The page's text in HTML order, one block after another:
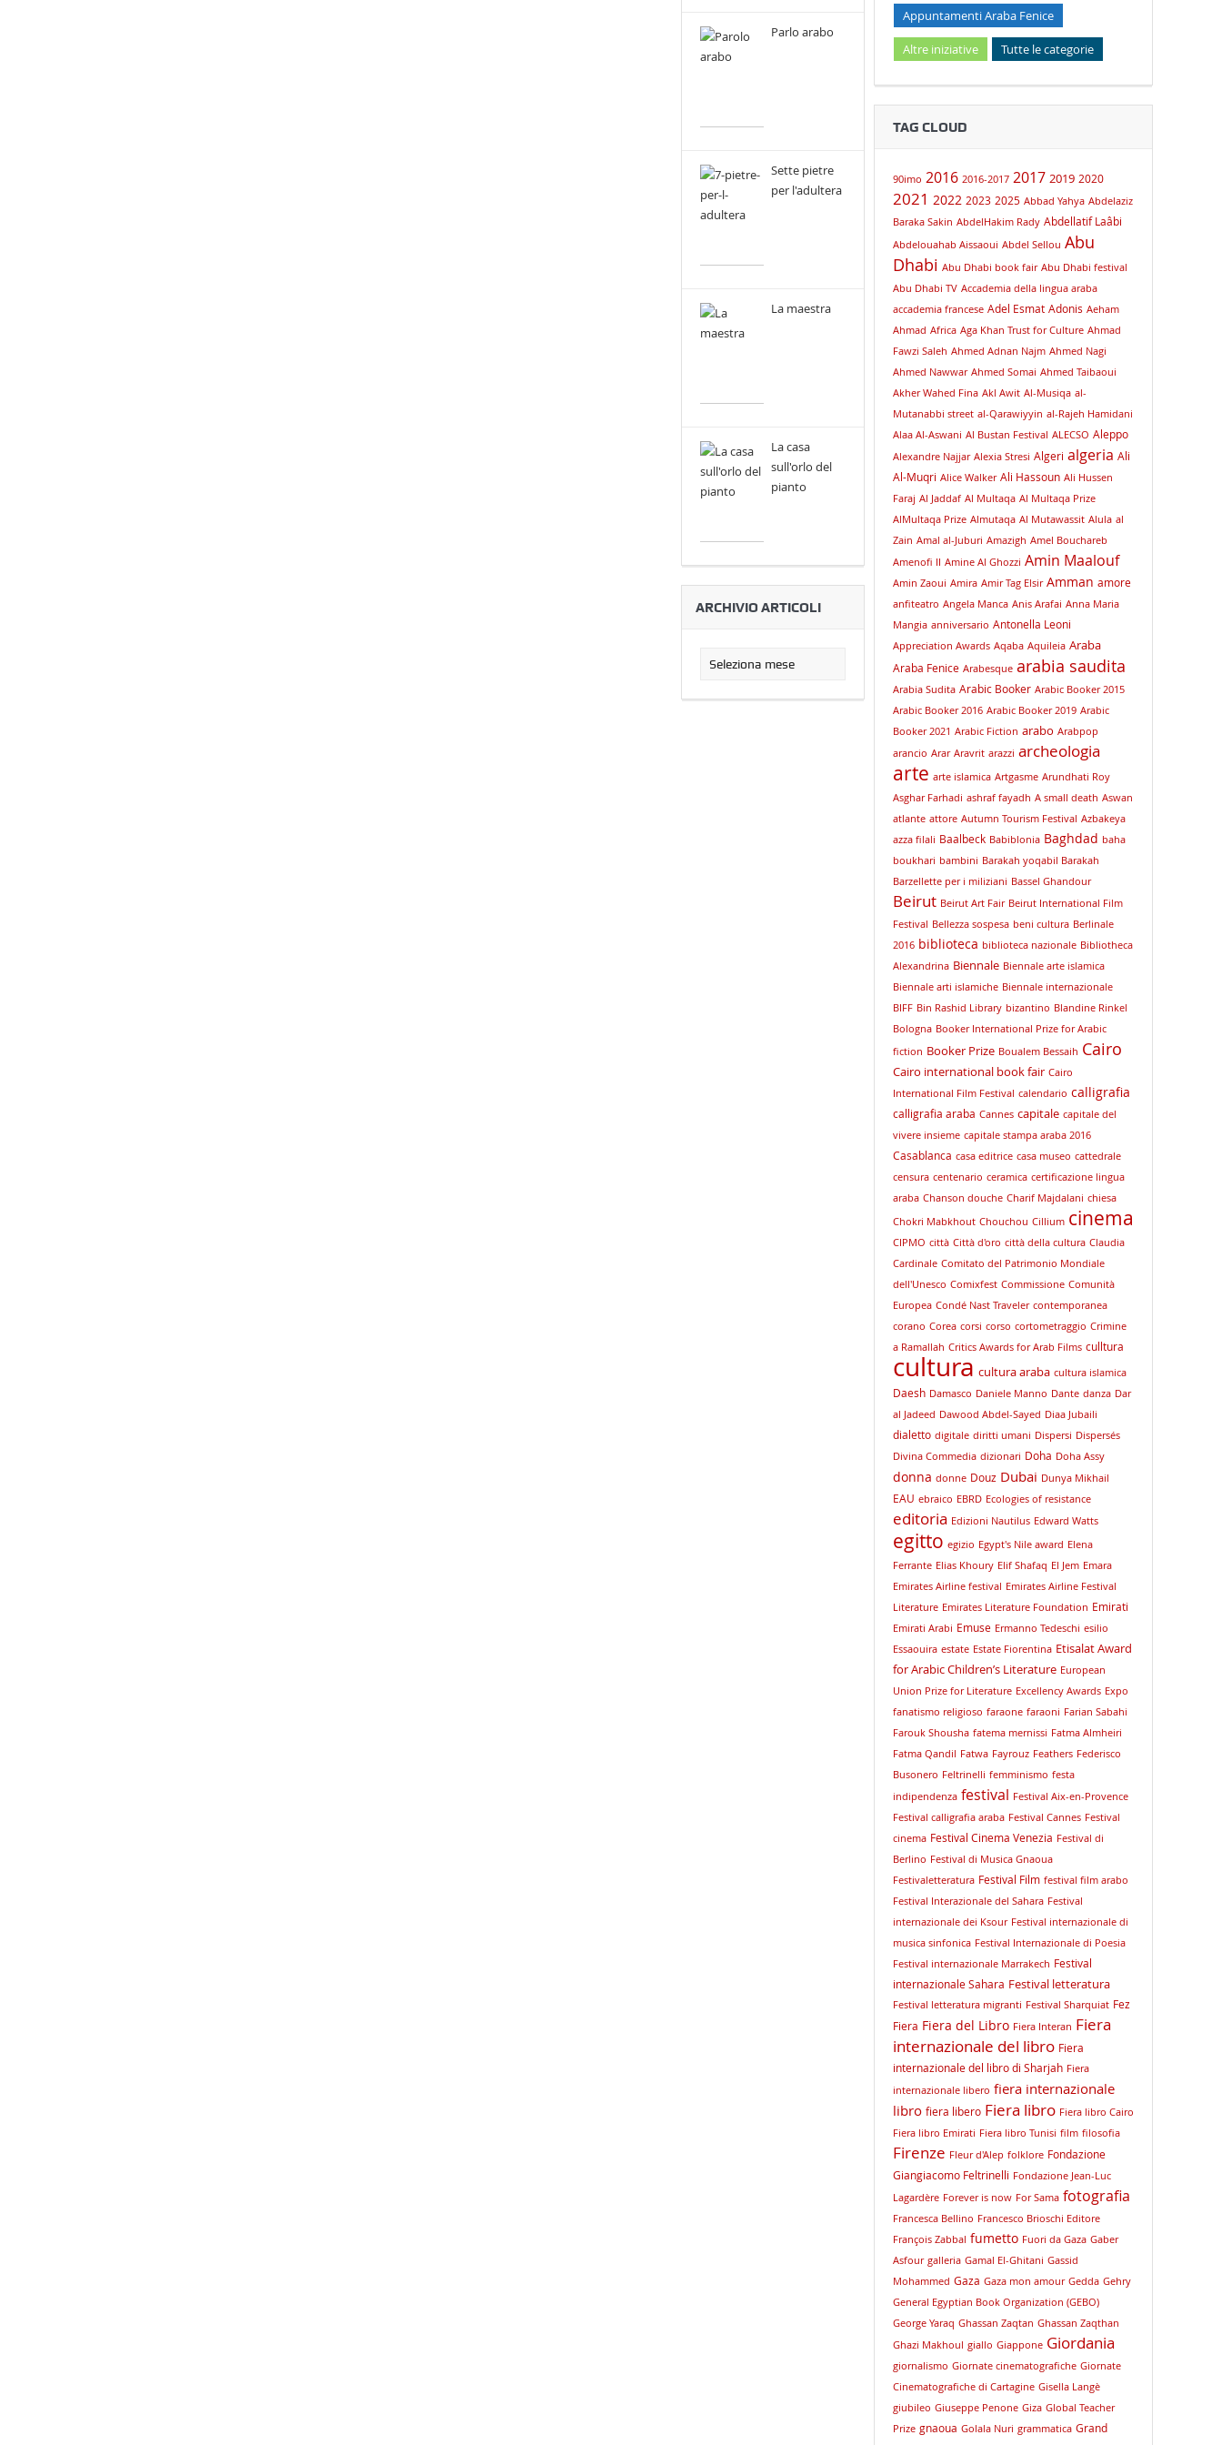
Parlo arabo
Sette pietre
per l'adultera
La maestra
La casa
sull'orlo del
pianto
ARCHIVIO ARTICOLI
Appuntamenti Araba Fenice
Altre iniziative Tutte le categorie
TAG CLOUD
90imo 2016 2016-2017 2017 2019 2020
2021 2022 2023 2025 Abbad Yahya Abdelaziz
Baraka Sakin AbdelHakim Rady Abdellatif Laâbi
Abdelouahab Aissaoui Abdel Sellou Abu
Dhabi Abu Dhabi book fair Abu Dhabi festival
Abu Dhabi TV Accademia della lingua araba
accademia francese Adel Esmat Adonis Aeham
Ahmad Africa Aga Khan Trust for Culture Ahmad
Fawzi Saleh Ahmed Adnan Najm Ahmed Nagi
Ahmed Nawwar Ahmed Somai Ahmed Taibaoui
Akher Wahed Fina Akl Awit Al-Musiqa al-
Mutanabbi street al-Qarawiyyin al-Rajeh Hamidani
Alaa Al-Aswani Al Bustan Festival ALECSO Aleppo
Alexandre Najjar Alexia Stresi Algeri algeria Ali
Al-Muqri Alice Walker Ali Hassoun Ali Hussen
Faraj Al Jaddaf Al Multaqa Al Multaqa Prize
AlMultaqa Prize Almutaqa Al Mutawassit Alula al
Zain Amal al-Juburi Amazigh Amel Bouchareb
Amenofi II Amine Al Ghozzi Amin Maalouf
Amin Zaoui Amira Amir Tag Elsir Amman amore
anfiteatro Angela Manca Anis Arafai Anna Maria
Mangia anniversario Antonella Leoni
Appreciation Awards Aqaba Aquileia Araba
Araba Fenice Arabesque arabia saudita
Arabia Sudita Arabic Booker Arabic Booker 2015
Arabic Booker 2016 Arabic Booker 2019 Arabic
Booker 2021 Arabic Fiction arabo Arabpop
arancio Arar Aravrit arazzi archeologia
arte arte islamica Artgasme Arundhati Roy
Asghar Farhadi ashraf fayadh A small death Aswan
atlante attore Autumn Tourism Festival Azbakeya
azza filali Baalbeck Babiblonia Baghdad baha
boukhari bambini Barakah yoqabil Barakah
Barzellette per i miliziani Bassel Ghandour
Beirut Beirut Art Fair Beirut International Film
Festival Bellezza sospesa beni cultura Berlinale
2016 biblioteca biblioteca nazionale Bibliotheca
Alexandrina Biennale Biennale arte islamica
Biennale arti islamiche Biennale internazionale
BIFF Bin Rashid Library bizantino Blandine Rinkel
Bologna Booker International Prize for Arabic
fiction Booker Prize Boualem Bessaih Cairo
Cairo international book fair Cairo
International Film Festival calendario calligrafia
calligrafia araba Cannes capitale capitale del
vivere insieme capitale stampa araba 2016
Casablanca casa editrice casa museo cattedrale
censura centenario ceramica certificazione lingua
araba Chanson douche Charif Majdalani chiesa
Chokri Mabkhout Chouchou Cillium cinema
CIPMO città Città d'oro città della cultura Claudia
Cardinale Comitato del Patrimonio Mondiale
dell'Unesco Comixfest Commissione Comunità
Europea Condé Nast Traveler contemporanea
corano Corea corsi corso cortometraggio Crimine
a Ramallah Critics Awards for Arab Films culltura
cultura cultura araba cultura islamica
Daesh Damasco Daniele Manno Dante danza Dar
al Jadeed Dawood Abdel-Sayed Diaa Jubaili
dialetto digitale diritti umani Dispersi Dispersés
Divina Commedia dizionari Doha Doha Assy
donna donne Douz Dubai Dunya Mikhail
EAU ebraico EBRD Ecologies of resistance
editoria Edizioni Nautilus Edward Watts
egitto egizio Egypt's Nile award Elena
Ferrante Elias Khoury Elif Shafaq El Jem Emara
Emirates Airline festival Emirates Airline Festival
Literature Emirates Literature Foundation Emirati
Emirati Arabi Emuse Ermanno Tedeschi esilio
Essaouira estate Estate Fiorentina Etisalat Award
for Arabic Children’s Literature European
Union Prize for Literature Excellency Awards Expo
fanatismo religioso faraone faraoni Farian Sabahi
Farouk Shousha fatema mernissi Fatma Almheiri
Fatma Qandil Fatwa Fayrouz Feathers Federisco
Busonero Feltrinelli femminismo festa
indipendenza festival Festival Aix-en-Provence
Festival calligrafia araba Festival Cannes Festival
cinema Festival Cinema Venezia Festival di
Berlino Festival di Musica Gnaoua
Festivaletteratura Festival Film festival film arabo
Festival Interazionale del Sahara Festival
internazionale dei Ksour Festival internazionale di
musica sinfonica Festival Internazionale di Poesia
Festival internazionale Marrakech Festival
internazionale Sahara Festival letteratura
Festival letteratura migranti Festival Sharquiat Fez
Fiera Fiera del Libro Fiera Interan Fiera
internazionale del libro Fiera
internazionale del libro di Sharjah Fiera
internazionale libero fiera internazionale
libro fiera libero Fiera libro Fiera libro Cairo
Fiera libro Emirati Fiera libro Tunisi film filosofia
Firenze Fleur d'Alep folklore Fondazione
Giangiacomo Feltrinelli Fondazione Jean-Luc
Lagardère Forever is now For Sama fotografia
Francesca Bellino Francesco Brioschi Editore
François Zabbal fumetto Fuori da Gaza Gaber
Asfour galleria Gamal El-Ghitani Gassid
Mohammed Gaza Gaza mon amour Gedda Gehry
General Egyptian Book Organization (GEBO)
George Yaraq Ghassan Zaqtan Ghassan Zaqthan
Ghazi Makhoul giallo Giappone Giordania
giornalismo Giornate cinematografiche Giornate
Cinematografiche di Cartagine Gisella Langè
giubileo Giuseppe Penone Giza Global Teacher
Prize gnaoua Golala Nuri grammatica Grand